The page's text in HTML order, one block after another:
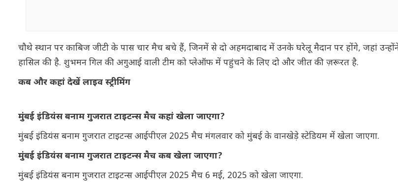
चौथे स्थान पर काबिज जीटी के पास चार मैच बचे हैं, जिनमें से दो अहमदाबाद में उनके घरेलू मैदान पर होंगे, जहां
हासिल की है. शुभमन गिल की अगुआई वाली टीम को प्लेऑफ में पहुंचने के लिए दो और जीत की ज़रूरत है.
कब और कहां देखें लाइव स्ट्रीमिंग
मुंबई इंडियंस बनाम गुजरात टाइटन्स मैच कहां खेला जाएगा?
मुंबई इंडियंस बनाम गुजरात टाइटन्स आईपीएल 2025 मैच मंगलवार को मुंबई के वानखेड़े स्टेडियम में खेला जाएगा.
मुंबई इंडियंस बनाम गुजरात टाइटन्स मैच कब खेला जाएगा?
मुंबई इंडियंस बनाम गुजरात टाइटन्स आईपीएल 2025 मैच 6 मई, 2025 को खेला जाएगा.